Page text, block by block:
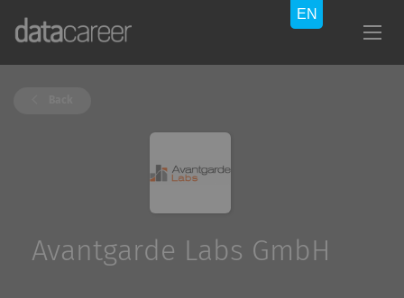
Avantgarde Labs GmbH